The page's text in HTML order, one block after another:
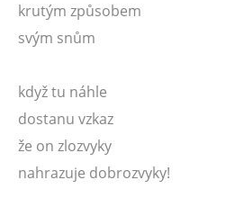
krutým způsobem
svým snům
když tu náhle
dostanu vzkaz
že on zlozvyky
nahrazuje dobrozvyky!